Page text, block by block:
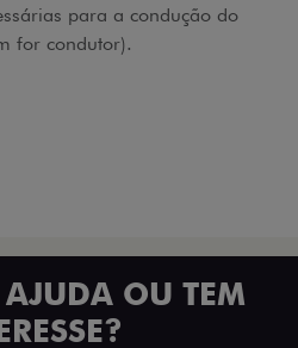
para a condução do
for condutor).
AJUDA OU TEM